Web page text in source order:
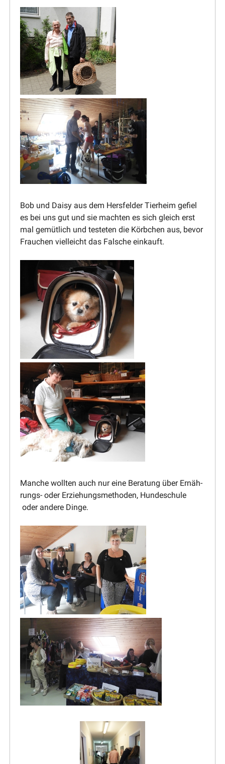
Bob und Daisy aus dem Hersfelder Tierheim gefiel
es bei uns gut und sie machten es sich gleich erst
mal gemütlich und testeten die Körbchen aus, bevor
Frauchen vielleicht das Falsche einkauft.
Manche wollten auch nur eine Beratung über Ernäh­
rungs- oder Erzie­hungs­me­thoden, Hunde­schule
oder andere Dinge.